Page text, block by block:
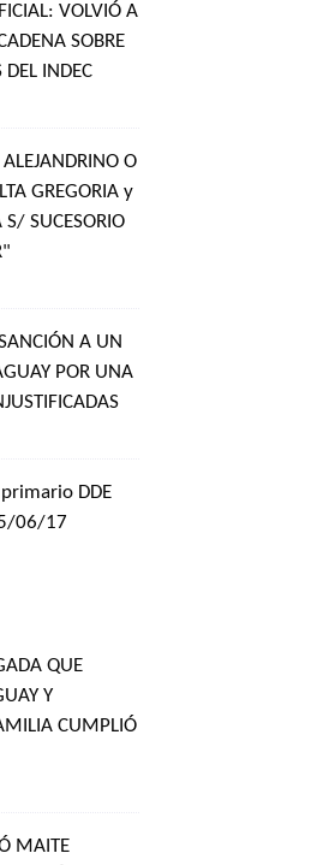
VOLVIÓ A
SOBRE
DEL INDEC
O
GREGORIA y
S/ SUCESORIO
A UN
POR UNA
DDE
06/17
QUE
Y
CUMPLIÓ
MAITE